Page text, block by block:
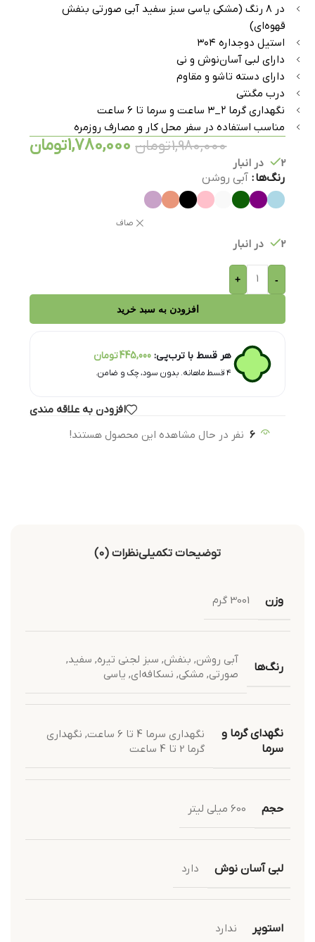
در ۸ رنگ (مشکی یاسی سبز سفید آبی صورتی بنفش
قهوه‌ای)
استیل دوجداره ۳۰۴
دارای لبی آسان‌نوش و نی
دارای دسته تاشو و مقاوم
درب مگنتی
نگهداری گرما ۲_۳ ساعت و سرما تا ۶ ساعت
مناسب استفاده در سفر محل کار و مصارف روزمره
1,980,000تومان 1,780,000تومان
2 در انبار
رنگ‌ها آبی روشن
صاف
2 در انبار
-
+
افزودن به سبد خرید
هر قسط با ترب‌پی:445,000تومان
۴ قسط ماهانه. بدون سود، چک و ضامن.
افزودن به علاقه مندی
6 نفر در حال مشاهده این محصول هستند!
توضیحات تکمیلینظرات (0)
وزن 3001 گرم
رنگ‌ها
آبی روشن, بنفش, سبز لجنی تیره, سفید,
صورتی, مشکی, نسکافه‌ای, یاسی
نگهدای گرما و
سرما
نگهداری سرما 4 تا 6 ساعت , نگهداری
گرما 2 تا 4 ساعت
حجم 600 میلی لیتر
لبی آسان نوش دارد
استوپر ندارد